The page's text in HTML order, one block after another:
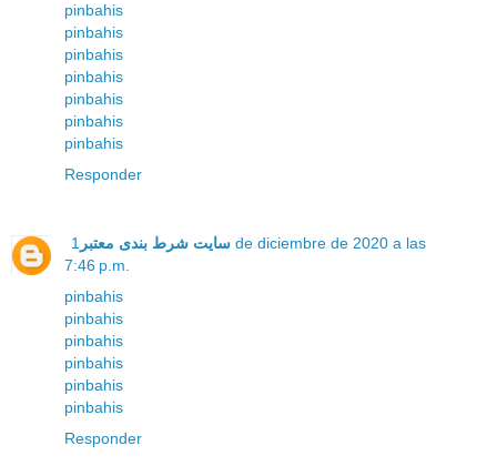
pinbahis
pinbahis
pinbahis
pinbahis
pinbahis
pinbahis
pinbahis
Responder
سایت شرط بندی معتبر 1 de diciembre de 2020 a las
7:46 p.m.
pinbahis
pinbahis
pinbahis
pinbahis
pinbahis
pinbahis
Responder